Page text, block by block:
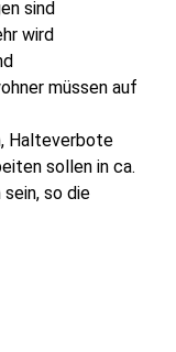
sind
wird
müssen auf
Halteverbote
sollen in ca.
so die